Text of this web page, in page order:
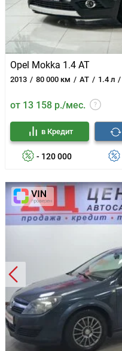
Opel Mokka 1.4 AT
2013 80 000 км AT 1.4 л
от 13 158 р./мес.
- 120 000
в Кредит